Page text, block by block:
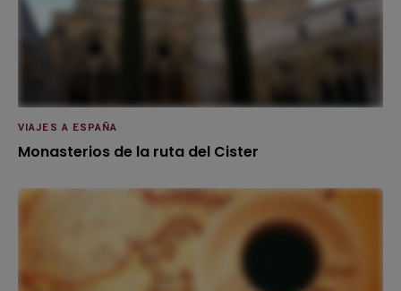
VIAJES A ESPAÑA
Monasterios de la ruta del Cister